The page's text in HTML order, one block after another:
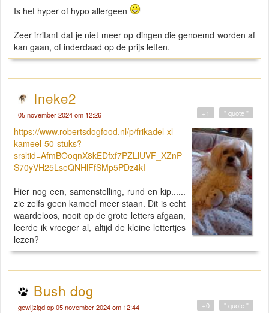
Is het hyper of hypo allergeen
Zeer irritant dat je niet meer op dingen die genoemd worden af
kan gaan, of inderdaad op de prijs letten.
Ineke2
05 november 2024 om 12:26 " quote "
+1
https://www.robertsdogfood.nl/p/frikadel-xl-
kameel-50-stuks?
srsltid=AfmBOoqnX8kEDfxf7PZLlUVF_XZnP
S70yVH25LseQNHlFfSMp5PDz4kI
Hier nog een, samenstelling, rund en kip......
zie zelfs geen kameel meer staan. Dit is echt
waardeloos, nooit op de grote letters afgaan,
leerde ik vroeger al, altijd de kleine lettertjes
lezen?
Bush dog
gewijzigd op 05 november 2024 om 12:44 " quote "
+0